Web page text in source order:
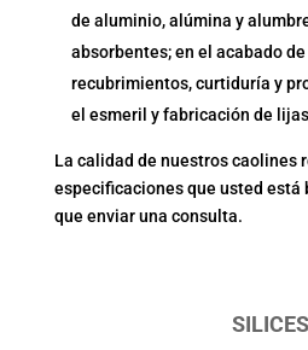
de aluminio, alúmina y
absorbentes; en el acabado
recubrimientos, curtiduría y
el esmeril y fabricación de
La calidad de nuestros caolines
especificaciones que usted está
que enviar una consulta.
SILICES